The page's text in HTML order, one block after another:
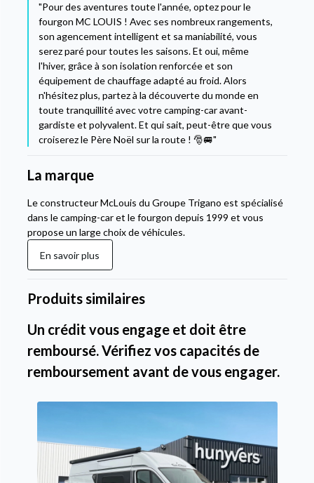
"Pour des aventures toute l'année, optez pour le
fourgon MC LOUIS ! Avec ses nombreux rangements,
son agencement intelligent et sa maniabilité, vous
serez paré pour toutes les saisons. Et oui, même
l'hiver, grâce à son isolation renforcée et son
équipement de chauffage adapté au froid. Alors
n'hésitez plus, partez à la découverte du monde en
toute tranquillité avec votre camping-car avant-
gardiste et polyvalent. Et qui sait, peut-être que vous
croiserez le Père Noël sur la route ! 🎅🚐"
La marque
Le constructeur McLouis du Groupe Trigano est spécialisé
dans le camping-car et le fourgon depuis 1999 et vous
propose un large choix de véhicules.
En savoir plus
Produits similaires
Un crédit vous engage et doit être
remboursé. Vérifiez vos capacités de
remboursement avant de vous engager.